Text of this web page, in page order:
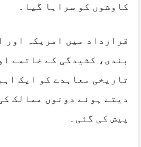
کاوشوں کو سراہا گیا۔
قرارداد میں امریکہ اور
بندی، کشیدگی کے خاتمے
تاریخی معاہدے کو ایک
دیتے ہوئے دونوں ممالک
پیش کی گئی۔